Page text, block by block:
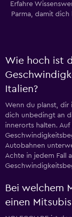
Erfahre
Parma, damit
Wie hoch ist
Italien?
Wenn du planst, dir
dich unbedingt an
innerorts halten.
Autobahnen
Achte in jedem Fall
Bei welchem
einen